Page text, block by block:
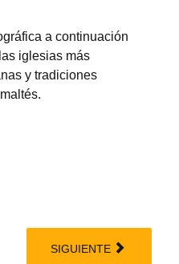
a continuación
iglesias más
y tradiciones
SIGUIENTE